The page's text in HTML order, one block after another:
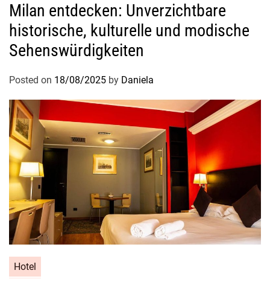
r
s
ä
u
n
u
n
ä
c
Milan entdecken: Unverzichtbare
historische, kulturelle und modische
Sehenswürdigkeiten
Posted on 18/08/2025 by Daniela
Hotel